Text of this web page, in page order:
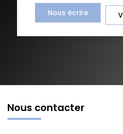
Nous écrire
Nous contacter